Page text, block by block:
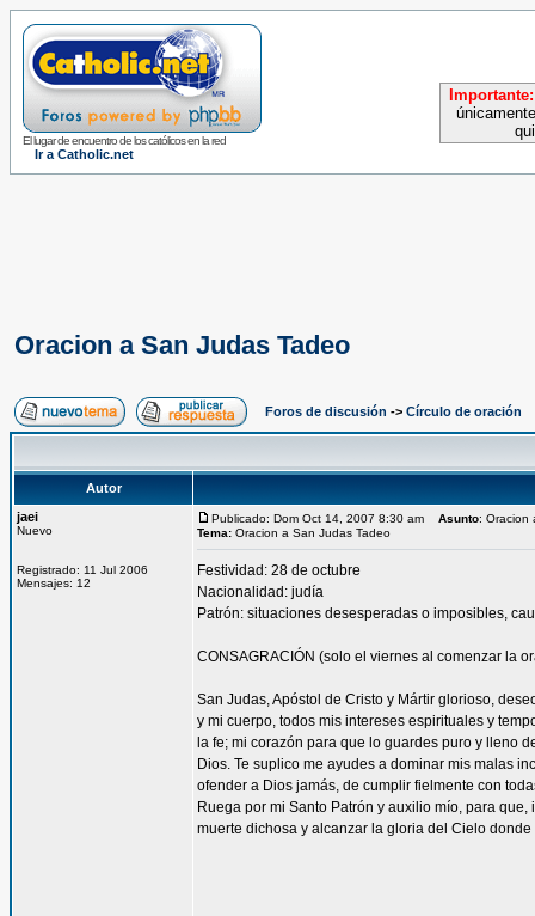
El lugar de encuentro de los católicos en la red
Ir a Catholic.net
Importante:
Oracion a San Judas Tadeo
Foros de discusión -> Círculo de oración
Autor
jaei
Nuevo
Registrado: 11 Jul 2006
Mensajes: 12
Publicado: Dom Oct 14, 2007 8:30 am Asunto: Oracion
Tema: Oracion a San Judas Tadeo
Festividad: 28 de octubre
Nacionalidad: judía
Patrón: situaciones desesperadas o imposibles,
CONSAGRACIÓN (solo el viernes al comenzar la
San Judas, Apóstol de Cristo y Mártir glorioso,
y mi cuerpo, todos mis intereses espirituales y
la fe; mi corazón para que lo guardes puro y lleno
Dios. Te suplico me ayudes a dominar mis malas
ofender a Dios jamás, de cumplir fielmente con
Ruega por mi Santo Patrón y auxilio mío, para
muerte dichosa y alcanzar la gloria del Cielo